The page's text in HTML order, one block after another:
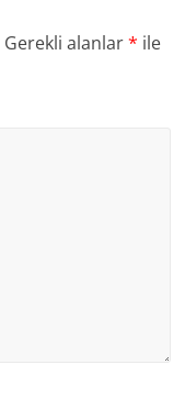
Gerekli alanlar* ile